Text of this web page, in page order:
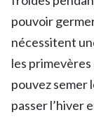
pouvoir
nécessitent
les primevères
pouvez semer
passer l’hiver